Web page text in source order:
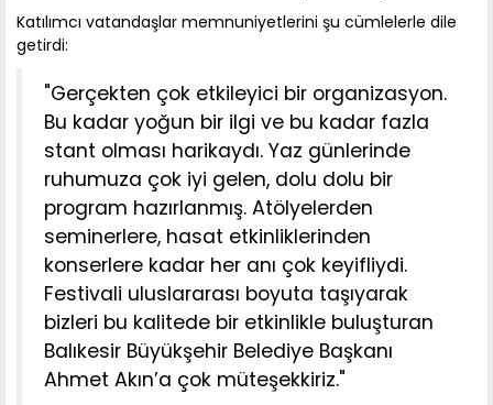
Katılımcı vatandaşlar memnuniyetlerini şu cümlelerle dile
getirdi:
"Gerçekten çok etkileyici bir organizasyon.
Bu kadar yoğun bir ilgi ve bu kadar fazla
stant olması harikaydı. Yaz günlerinde
ruhumuza çok iyi gelen, dolu dolu bir
program hazırlanmış. Atölyelerden
seminerlere, hasat etkinliklerinden
konserlere kadar her anı çok keyifliydi.
Festivali uluslararası boyuta taşıyarak
bizleri bu kalitede bir etkinlikle buluşturan
Balıkesir Büyükşehir Belediye Başkanı
Ahmet Akın’a çok müteşekkiriz."